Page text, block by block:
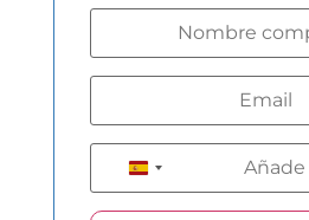
Spain +34